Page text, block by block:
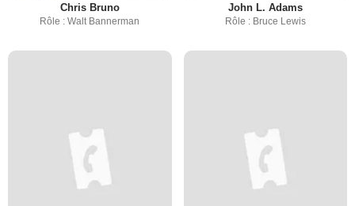
Chris Bruno
Rôle : Walt Bannerman
John L. Adams
Rôle : Bruce Lewis